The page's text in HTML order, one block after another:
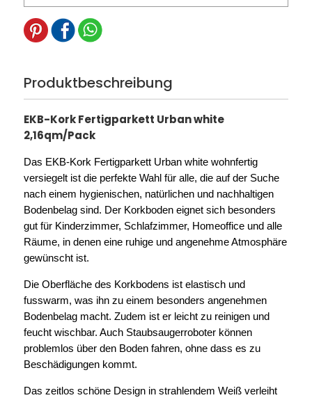
Produktbeschreibung
EKB-Kork Fertigparkett Urban white
2,16qm/Pack
Das EKB-Kork Fertigparkett Urban white wohnfertig
versiegelt ist die perfekte Wahl für alle, die auf der Suche
nach einem hygienischen, natürlichen und nachhaltigen
Bodenbelag sind. Der Korkboden eignet sich besonders
gut für Kinderzimmer, Schlafzimmer, Homeoffice und alle
Räume, in denen eine ruhige und angenehme Atmosphäre
gewünscht ist.
Die Oberfläche des Korkbodens ist elastisch und
fusswarm, was ihn zu einem besonders angenehmen
Bodenbelag macht. Zudem ist er leicht zu reinigen und
feucht wischbar. Auch Staubsaugerroboter können
problemlos über den Boden fahren, ohne dass es zu
Beschädigungen kommt.
Das zeitlos schöne Design in strahlendem Weiß verleiht